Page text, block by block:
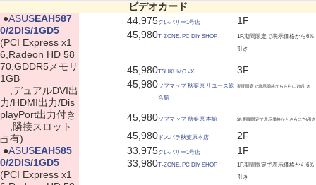
ビデオカード
●ASUSEAH587
0/2DIS/1GD5
(PCI Express x1
6,Radeon HD 58
70,GDDR5メモリ
1GB
,デュアルDVI出
力/HDMI出力/Dis
playPort出力付き
,隣接スロット
占有)
44,975クレバリー1号店
1F
45,980T-ZONE. PC DIY SHOP
1F,期間限定で表示価格から6％
引き
45,980TSUKUMO eX.
3F
45,980ソフマップ 秋葉原 リユース総
合館
期間限定で表示価格からさらに7%引き
45,980ソフマップ 秋葉原 本館 5F,期間限定で表示価格からさらに7%引き
45,980 ドスパラ秋葉原本店
2F
●ASUSEAH585
0/2DIS/1GD5
(PCI Express x1
33,975クレバリー1号店
1F
33,980T-ZONE. PC DIY SHOP
1F,期間限定で表示価格から6％
引き